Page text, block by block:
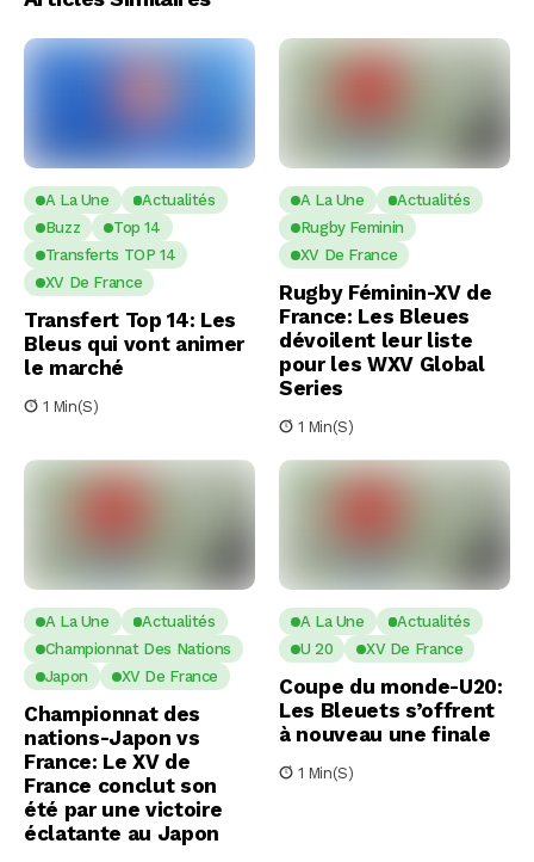
A La Une
Actualités
Buzz
Top 14
Transferts TOP 14
XV De France
Transfert Top 14: Les
Bleus qui vont animer
le marché
1 Min(s)
A La Une
Actualités
Rugby Feminin
XV De France
Rugby Féminin-XV de
France: Les Bleues
dévoilent leur liste
pour les WXV Global
Series
1 Min(s)
A La Une
Actualités
Championnat Des Nations
Japon
XV De France
Championnat des
nations-Japon vs
France: Le XV de
France conclut son
été par une victoire
éclatante au Japon
A La Une
Actualités
U 20
XV De France
Coupe du monde-U20:
Les Bleuets s’offrent
à nouveau une finale
1 Min(s)